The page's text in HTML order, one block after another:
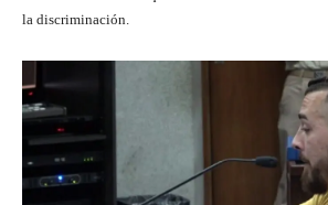
la discriminación.